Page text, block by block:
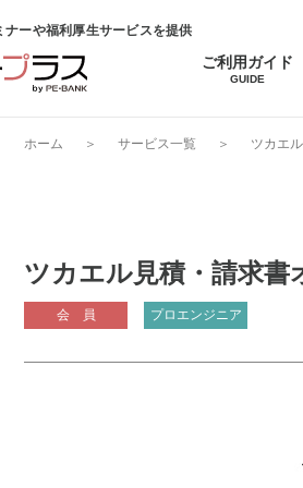
ナーや福利厚生サービスを提供
ご利用ガイド
GUIDE
ホーム ＞ サービス一覧 ＞ ツカエ
ツカエル見積・請求書
会 員 プロエンジニア